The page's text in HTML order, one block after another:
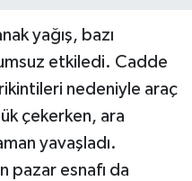
yağış, bazı
etkiledi. Cadde
nedeniyle araç
çekerken, ara
yavaşladı.
pazar esnafı da